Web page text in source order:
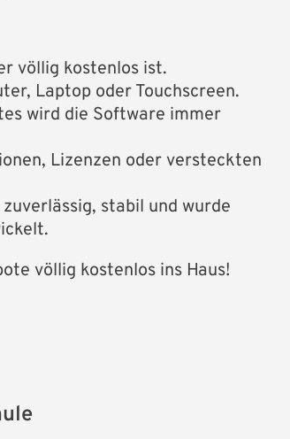
völlig kostenlos ist.
Laptop oder Touchscreen.
wird die Software immer
Lizenzen oder versteckten
stabil und wurde
völlig kostenlos ins Haus!